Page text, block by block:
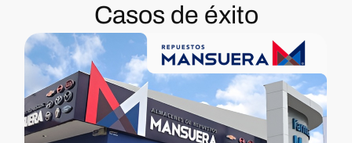
Casos de éxito
Mansuera